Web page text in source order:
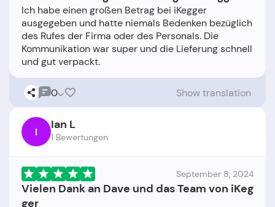
Ich habe einen großen Betrag bei iKegger
ausgegeben und hatte niemals Bedenken bezüglich
des Rufes der Firma oder des Personals. Die
Kommunikation war super und die Lieferung schnell
0 Show translation
I Ian L
1 Bewertungen
September 8, 2024
Vielen Dank an Dave und das Team von iKeg
ger